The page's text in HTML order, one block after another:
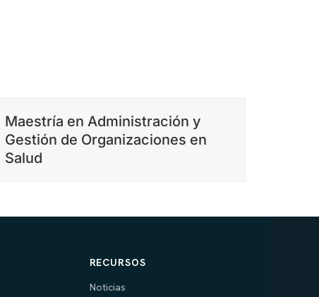
Maestría en Administración y
Gestión de Organizaciones en
Salud
RECURSOS
Noticias